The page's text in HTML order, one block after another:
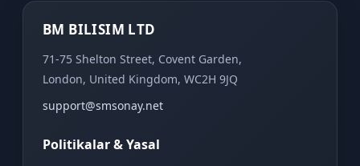
BM BILISIM LTD
71-75 Shelton Street, Covent Garden,
London, United Kingdom, WC2H 9JQ
support@smsonay.net
Politikalar & Yasal